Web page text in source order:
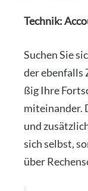
Tech­nik:
Suchen Sie
der eben­falls
ßig Ihre
mit­ein­an­der.
und
sich selbst,
über